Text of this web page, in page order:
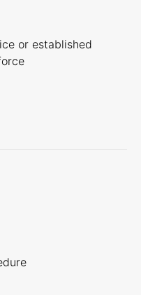
or established